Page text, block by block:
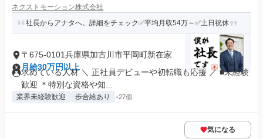
ネクストモーション株式会社
社長からアナタへ。詳細をチェック✅平均月収54万～✅土日祝休
〒675-0101兵庫県加古川市平岡町新在家
月給30万円以上
求めている人材 ＼ 正社員デビューや初転職も応援 ／ ■未経験
歓迎 ＊特別な資格や知...
業界未経験歓迎 歩合給あり +27個
気になる